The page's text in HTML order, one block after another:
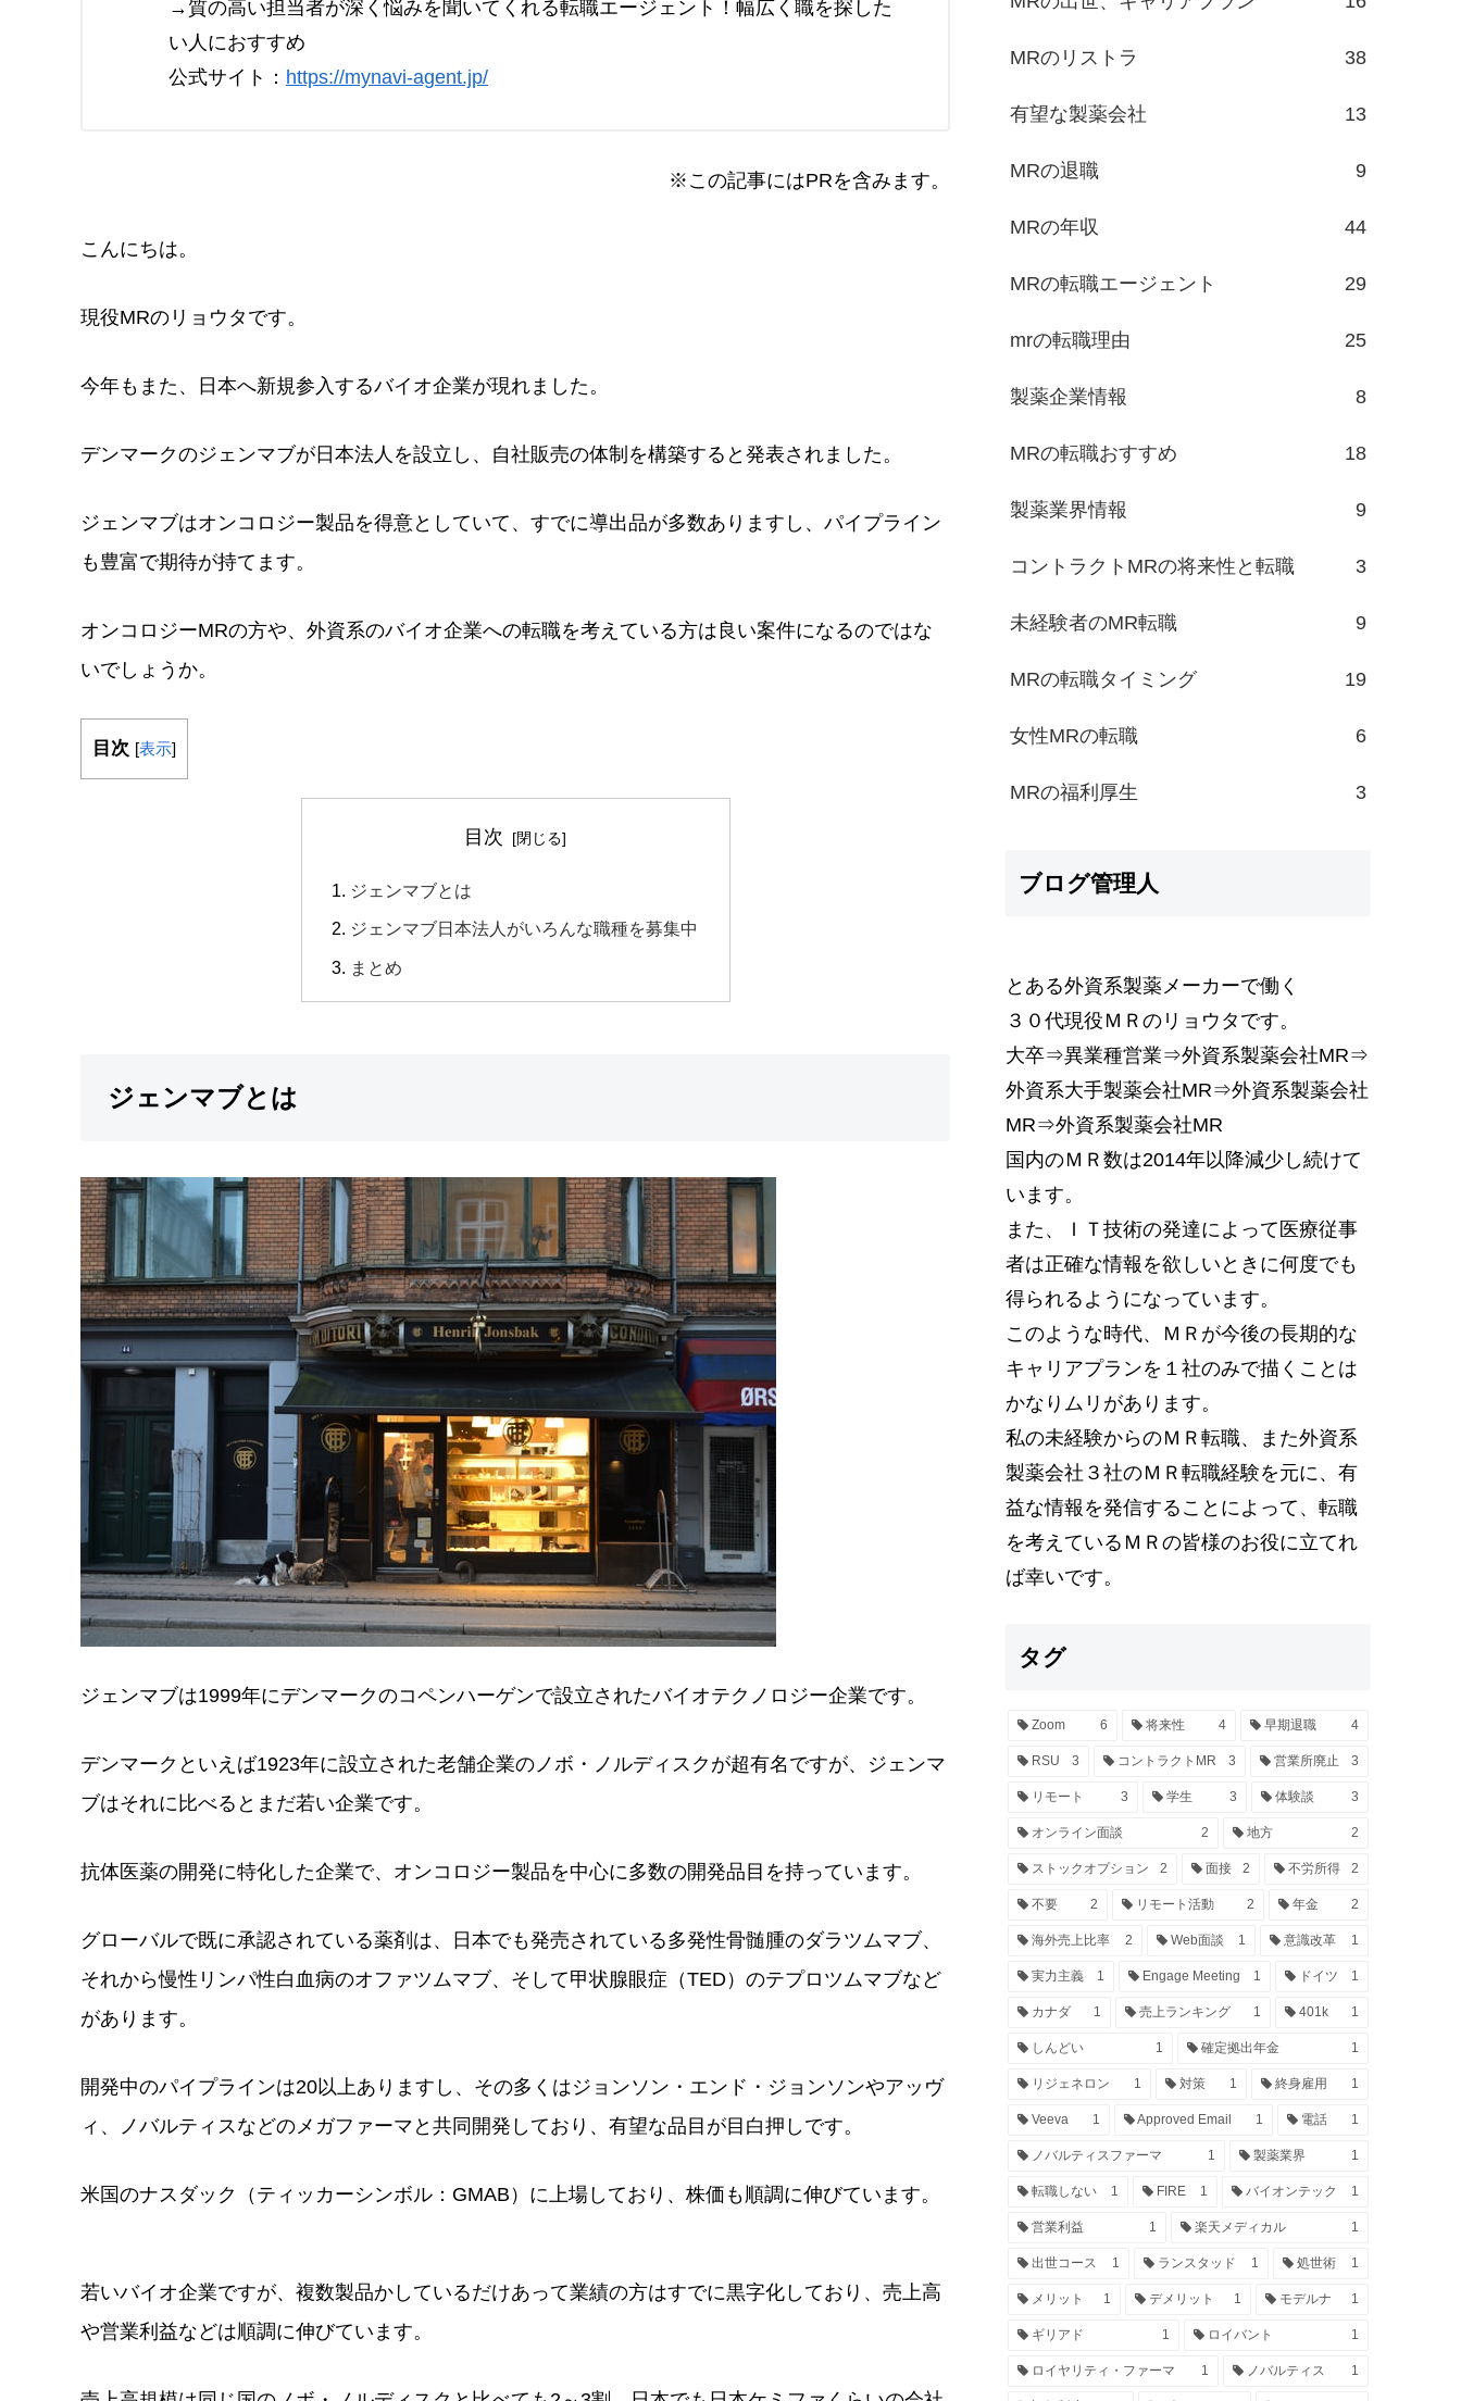
→質の高い担当者が深く悩みを聞いてくれる転職エージェント！幅広く職を探した
い人におすすめ
公式サイト： https://mynavi-agent.jp/
※この記事にはPRを含みます。
こんにちは。
現役MRのリョウタです。
今年もまた、日本へ新規参入するバイオ企業が現れました。
デンマークのジェンマブが日本法人を設立し、自社販売の体制を構築すると発表されました。
ジェンマブはオンコロジー製品を得意としていて、すでに導出品が多数ありますし、パイプライン
も豊富で期待が持てます。
オンコロジーMRの方や、外資系のバイオ企業への転職を考えている方は良い案件になるのではな
いでしょうか。
目次 [表示]
目次
ジェンマブとは
ジェンマブ日本法人がいろんな職種を募集中
まとめ
ジェンマブとは
ジェンマブは1999年にデンマークのコペンハーゲンで設立されたバイオテクノロジー企業です。
デンマークといえば1923年に設立された老舗企業のノボ・ノルディスクが超有名ですが、ジェンマ
ブはそれに比べるとまだ若い企業です。
抗体医薬の開発に特化した企業で、オンコロジー製品を中心に多数の開発品目を持っています。
グローバルで既に承認されている薬剤は、日本でも発売されている多発性骨髄腫のダラツムマブ、
それから慢性リンパ性白血病のオファツムマブ、そして甲状腺眼症（TED）のテプロツムマブなど
があります。
開発中のパイプラインは20以上ありますし、その多くはジョンソン・エンド・ジョンソンやアッヴ
ィ、ノバルティスなどのメガファーマと共同開発しており、有望な品目が目白押しです。
米国のナスダック（ティッカーシンボル：GMAB）に上場しており、株価も順調に伸びています。
若いバイオ企業ですが、複数製品かしているだけあって業績の方はすでに黒字化しており、売上高
や営業利益などは順調に伸びています。
MRのリストラ 38
有望な製薬会社 13
MRの退職 9
MRの年収 44
MRの転職エージェント 29
mrの転職理由 25
製薬企業情報 8
MRの転職おすすめ 18
製薬業界情報 9
コントラクトMRの将来性と転職 3
未経験者のMR転職 9
MRの転職タイミング 19
女性MRの転職 6
MRの福利厚生 3
ブログ管理人
とある外資系製薬メーカーで働く
３０代現役ＭＲのリョウタです。
大卒⇒異業種営業⇒外資系製薬会社MR⇒
外資系大手製薬会社MR⇒外資系製薬会社
MR⇒外資系製薬会社MR
国内のＭＲ数は2014年以降減少し続けて
います。
また、ＩＴ技術の発達によって医療従事
者は正確な情報を欲しいときに何度でも
得られるようになっています。
このような時代、ＭＲが今後の長期的な
キャリアプランを１社のみで描くことは
かなりムリがあります。
私の未経験からのＭＲ転職、また外資系
製薬会社３社のＭＲ転職経験を元に、有
益な情報を発信することによって、転職
を考えているＭＲの皆様のお役に立てれ
ば幸いです。
タグ
Zoom 6 将来性 4 早期退職 4
RSU 3 コントラクトMR 3 営業所廃止 3
リモート 3 学生 3 体験談 3
オンライン面談 2 地方 2
ストックオプション 2 面接 2 不労所得 2
不要 2 リモート活動 2 年金 2
海外売上比率 2 Web面談 1 意識改革 1
実力主義 1 Engage Meeting 1 ドイツ 1
カナダ 1 売上ランキング 1 401k 1
しんどい 1 確定拠出年金 1
リジェネロン 1 対策 1 終身雇用 1
Veeva 1 Approved Email 1 電話 1
ノバルティスファーマ 1 製薬業界 1
転職しない 1 FIRE 1 バイオンテック 1
営業利益 1 楽天メディカル 1
出世コース 1 ランスタッド 1 処世術 1
メリット 1 デメリット 1 モデルナ 1
ギリアド 1 ロイバント 1
ロイヤリティ・ファーマ 1 ノバルティス 1